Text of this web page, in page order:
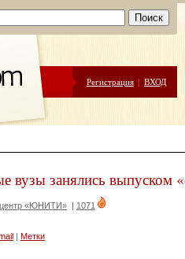
Регистрация | ВХОД
вузы занялись выпуском
центр «ЮНИТИ» | 1071
Метки